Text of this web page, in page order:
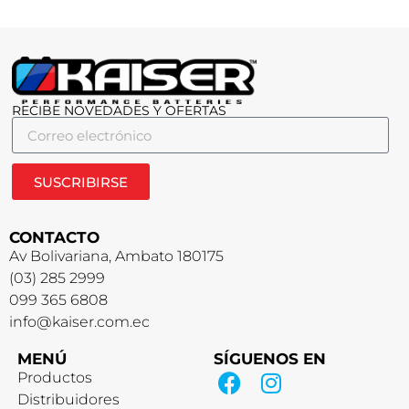
RECIBE NOVEDADES Y OFERTAS
SUSCRIBIRSE
CONTACTO
Av Bolivariana, Ambato 180175
(03) 285 2999
099 365 6808
info@kaiser.com.ec
MENÚ
Productos
Distribuidores
SÍGUENOS EN